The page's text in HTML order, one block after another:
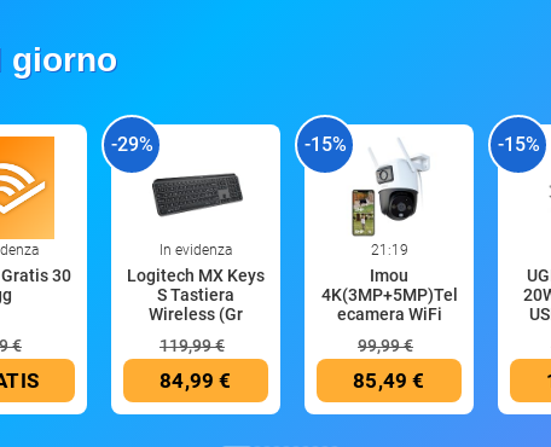
giorno
30
€
-29%
In evidenza
Logitech MX Keys
S Tastiera
Wireless (Gr
119,99 €
84,99 €
-15%
21:19
Imou
4K(3MP+5MP)Tel
ecamera WiFi
99,99 €
85,49 €
-15%